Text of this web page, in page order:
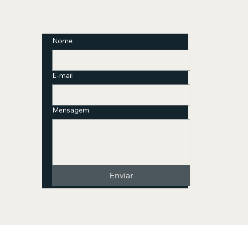
Nome
E-mail
Mensagem
Enviar